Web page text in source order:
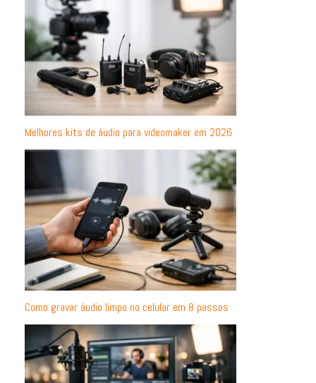
Melhores kits de áudio para videomaker em 2026
Como gravar áudio limpo no celular em 8 passos